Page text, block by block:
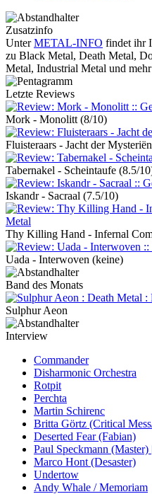
Zusatzinfo
UnterMETAL-INFO findet ihr
zu Black Metal, Death Metal,
Metal, Industrial Metal und mehr
Letzte Reviews
Mork - Monolitt (8/10)
Fluisteraars - Jacht der Mysteriën
Tabernakel - Scheintaufe (8.5/
Iskandr - Sacraal (7.5/10)
Thy Killing Hand - Infernal
Uada - Interwoven (keine)
Band des Monats
Sulphur Aeon
Interview
Commander
Disharmonic Orchestra
Rotpit
Perchta
Martin Schirenc
Britta Görtz (Critical
Deserted Fear (Fabian)
Paul Speckmann
Marco Hont (Desaster)
Undertow
Andy Whale / Memoriam